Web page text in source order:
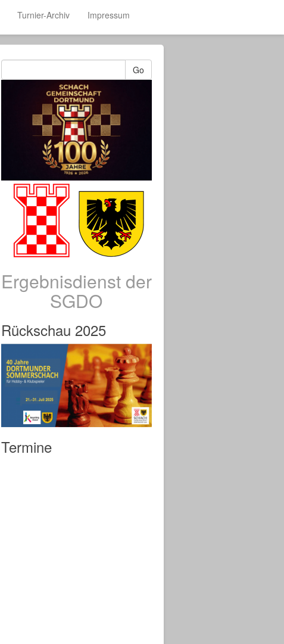
Turnier-Archiv Impressum
Go
Ergebnisdienst der
SGDO
Rückschau 2025
Termine